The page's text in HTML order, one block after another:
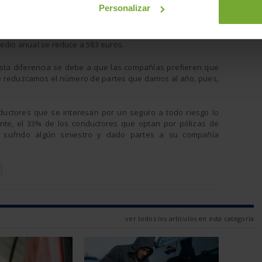
Personalizar
de
el
anual se reduce a 583 euros.
diferencia se debe a que las compañías prefieren que
el número de partes que damos al año, pues,
que se interesan por un seguro a todo riesgo lo
el 33% de los conductores que optan por pólizas de
algún siniestro y dado partes a su compañía
ver todos los artículos en esta categoría